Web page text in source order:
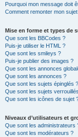
Pourquoi mon message doit
Comment remonter mon
Mise en forme et types de
Que sont les BBCodes ?
Puis-je utiliser le HTML ?
Que sont les smileys ?
Puis-je publier des images ?
Que sont les annonces
Que sont les annonces ?
Que sont les sujets épinglés ?
Que sont les sujets
Que sont les icônes de sujet
Niveaux d’utilisateurs et
Que sont les administrateurs
Que sont les modérateurs ?